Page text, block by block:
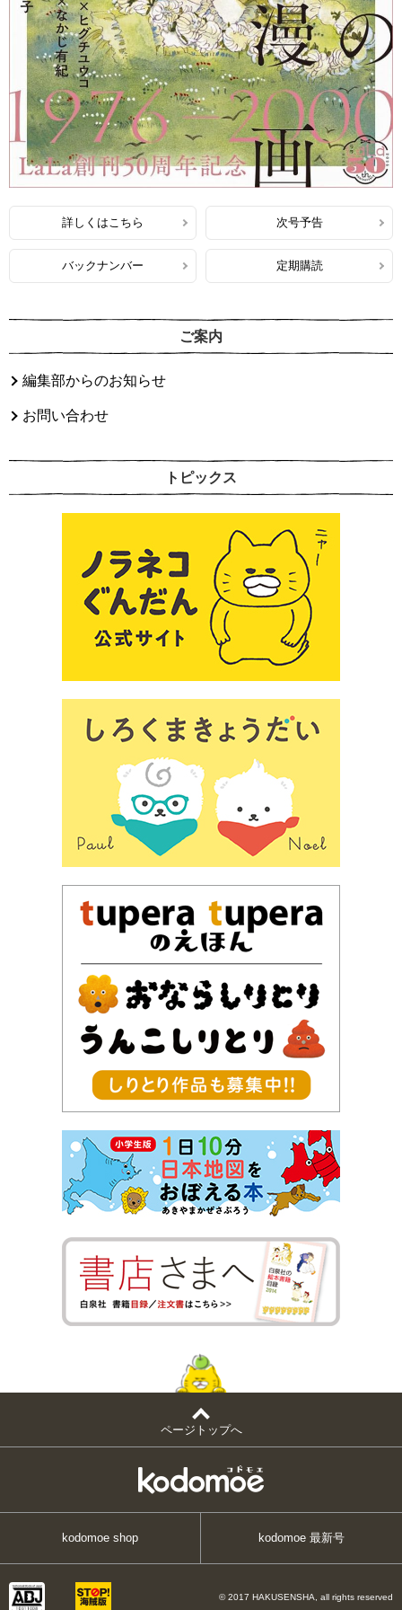
詳しくはこちら 次号予告
バックナンバー 定期購読
ご案内
編集部からのお知らせ
お問い合わせ
トピックス
ページトップへ
kodomoe shop kodomoe 最新号
© 2017 HAKUSENSHA, all rights reserved